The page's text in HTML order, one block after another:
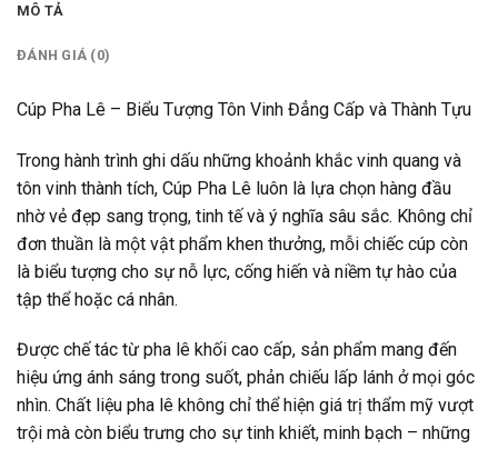
MÔ TẢ
ĐÁNH GIÁ (0)
Cúp Pha Lê – Biểu Tượng Tôn Vinh Đẳng Cấp và Thành Tựu
Trong hành trình ghi dấu những khoảnh khắc vinh quang và
tôn vinh thành tích, Cúp Pha Lê luôn là lựa chọn hàng đầu
nhờ vẻ đẹp sang trọng, tinh tế và ý nghĩa sâu sắc. Không chỉ
đơn thuần là một vật phẩm khen thưởng, mỗi chiếc cúp còn
là biểu tượng cho sự nỗ lực, cống hiến và niềm tự hào của
tập thể hoặc cá nhân.
Được chế tác từ pha lê khối cao cấp, sản phẩm mang đến
hiệu ứng ánh sáng trong suốt, phản chiếu lấp lánh ở mọi góc
nhìn. Chất liệu pha lê không chỉ thể hiện giá trị thẩm mỹ vượt
trội mà còn biểu trưng cho sự tinh khiết, minh bạch – những